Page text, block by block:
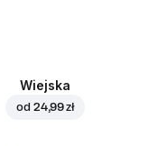
Wiejska
od 24,99 zł